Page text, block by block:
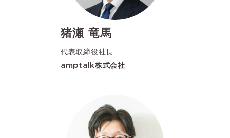
猪瀬 竜馬
代表取締役社長
amptalk株式会社